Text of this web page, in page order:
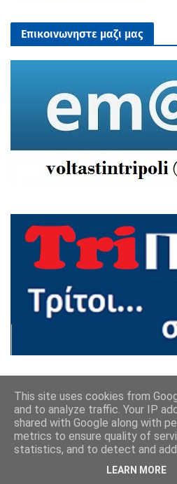
Επικοινωνηστε μαζι μας
Ακολουθήστε μας
This site uses cookies from
and to analyze traffic. Your IP
shared with Google along with
metrics to ensure quality of
statistics, and to detect and
LEARN MORE